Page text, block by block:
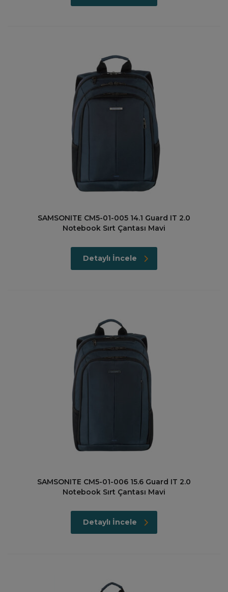
SAMSONITE CM5-01-005 14.1 Guard IT 2.0
Notebook Sırt Çantası Mavi
Detaylı İncele
SAMSONITE CM5-01-006 15.6 Guard IT 2.0
Notebook Sırt Çantası Mavi
Detaylı İncele